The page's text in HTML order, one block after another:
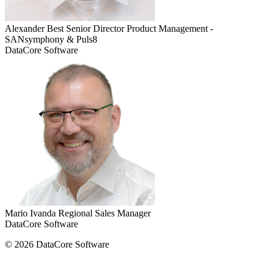
Alexander Best Senior Director Product Management -
SANsymphony & Puls8
DataCore Software
Mario Ivanda Regional Sales Manager
DataCore Software
© 2026 DataCore Software